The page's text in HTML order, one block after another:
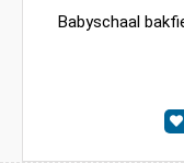
Babyschaal